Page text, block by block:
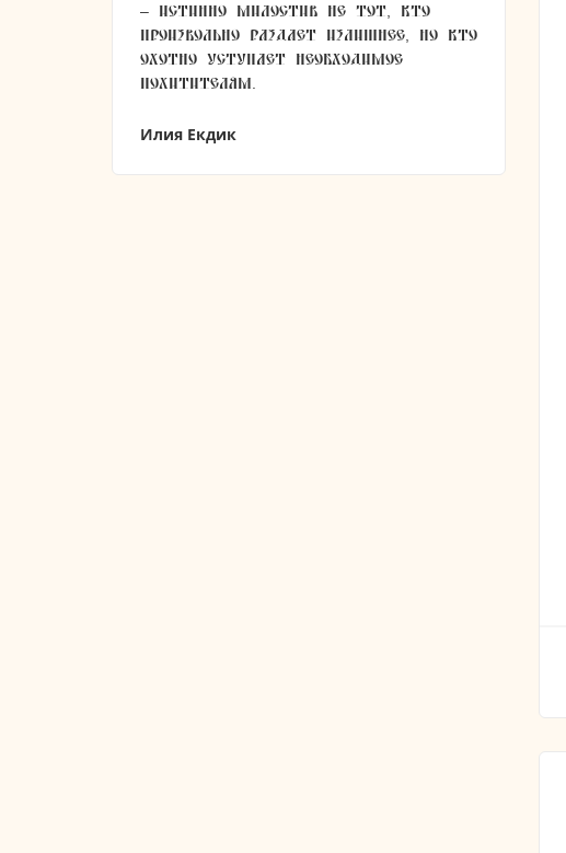
– Истинно милостив не тот, кто
произвольно раздает излишнее, но кто
охотно уступает необходимое
похитителям.
Илия Екдик